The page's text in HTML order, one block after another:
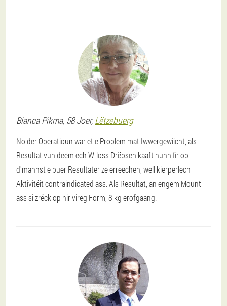
Bianca Pikma, 58 Joer,Lëtzebuerg
No der Operatioun war et e Problem mat Iwwergewiicht, als
Resultat vun deem ech W-loss Drëpsen kaaft hunn fir op
d'mannst e puer Resultater ze erreechen, well kierperlech
Aktivitéit contraindicated ass. Als Resultat, an engem Mount
ass si zréck op hir vireg Form, 8 kg erofgaang.